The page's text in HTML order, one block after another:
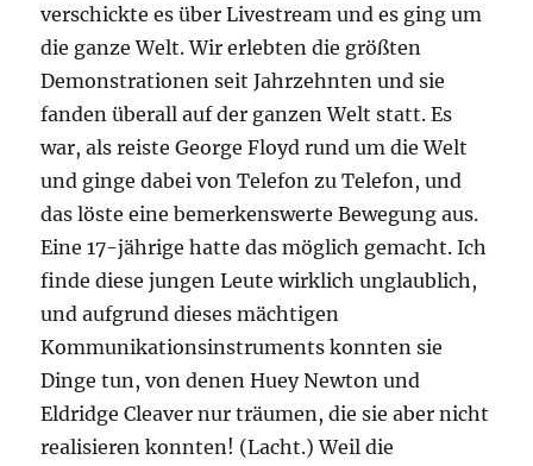
verschickte es über Livestream und es ging um
die ganze Welt. Wir erlebten die größten
Demonstrationen seit Jahrzehnten und sie
fanden überall auf der ganzen Welt statt. Es
war, als reiste George Floyd rund um die Welt
und ginge dabei von Telefon zu Telefon, und
das löste eine bemerkenswerte Bewegung aus.
Eine 17-jährige hatte das möglich gemacht. Ich
finde diese jungen Leute wirklich unglaublich,
und aufgrund dieses mächtigen
Kommunikationsinstruments konnten sie
Dinge tun, von denen Huey Newton und
Eldridge Cleaver nur träumen, die sie aber nicht
realisieren konnten! (Lacht.) Weil die